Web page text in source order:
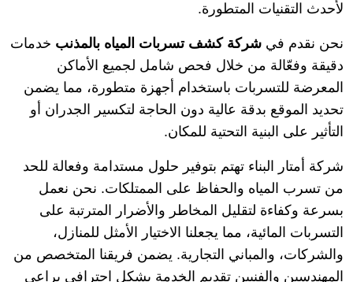
لأحدث التقنيات المتطورة.
نحن نقدم في شركة كشف تسربات المياه بالمذنب خدمات
دقيقة وفعّالة من خلال فحص شامل لجميع الأماكن
المعرضة للتسربات باستخدام أجهزة متطورة، مما يضمن
تحديد الموقع بدقة عالية دون الحاجة لتكسير الجدران أو
التأثير على البنية التحتية للمكان.
شركة أمتار البناء تهتم بتوفير حلول مستدامة وفعالة للحد
من تسرب المياه والحفاظ على الممتلكات. نحن نعمل
بسرعة وكفاءة لتقليل المخاطر والأضرار المترتبة على
التسربات المائية، مما يجعلنا الاختيار الأمثل للمنازل،
والشركات، والمباني التجارية. يضمن فريقنا المتخصص من
المهندسين والفنيين تقديم الخدمة بشكل احترافي يراعي